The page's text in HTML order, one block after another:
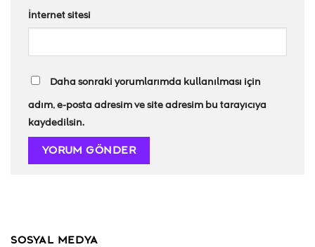
İnternet sitesi
Daha sonraki yorumlarımda kullanılması için
adım, e-posta adresim ve site adresim bu tarayıcıya
kaydedilsin.
SOSYAL MEDYA